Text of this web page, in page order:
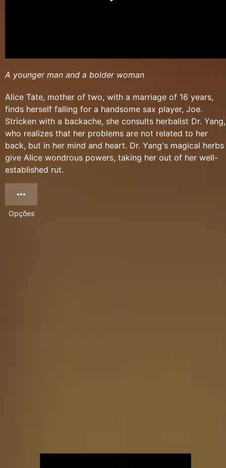
A younger man and a bolder woman
Alice Tate, mother of two, with a marriage of 16 years,
finds herself falling for a handsome sax player, Joe.
Stricken with a backache, she consults herbalist Dr. Yang,
who realizes that her problems are not related to her
back, but in her mind and heart. Dr. Yang's magical herbs
give Alice wondrous powers, taking her out of her well-
established rut.
Opções